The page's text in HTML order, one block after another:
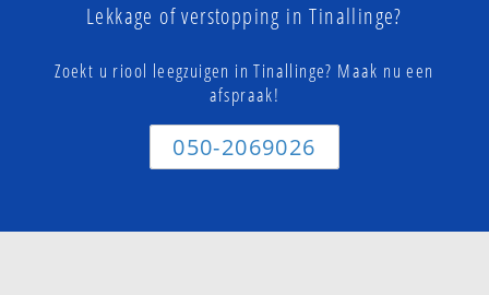
Lekkage of verstopping in Tinallinge?
Zoekt u riool leegzuigen in Tinallinge? Maak nu een
afspraak!
050-2069026